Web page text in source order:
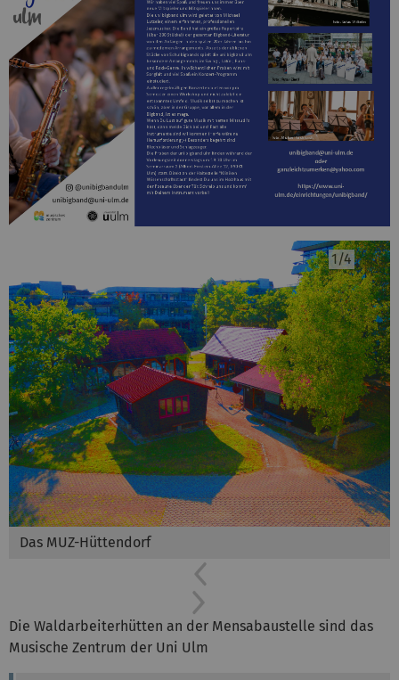
Das MUZ-Hüttendorf
Previous
Die Waldarbeiterhütten an der Mensabaustelle sind das
Musische Zentrum der Uni Ulm